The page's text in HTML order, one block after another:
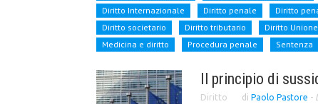
Diritto Internazionale
Diritto penale Diritto
Diritto societario
Diritto tributario Diritto
Medicina e diritto
Procedura penale Sentenza
Il principio di
Diritto di Paolo Pastore -